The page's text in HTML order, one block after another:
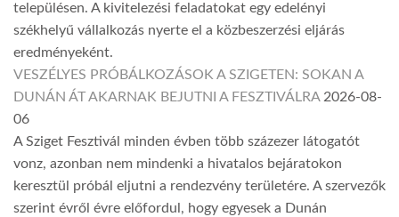
településen. A kivitelezési feladatokat egy edelényi
székhelyű vállalkozás nyerte el a közbeszerzési eljárás
eredményeként.
VESZÉLYES PRÓBÁLKOZÁSOK A SZIGETEN: SOKAN A
DUNÁN ÁT AKARNAK BEJUTNI A FESZTIVÁLRA 2026-08-
06
A Sziget Fesztivál minden évben több százezer látogatót
vonz, azonban nem mindenki a hivatalos bejáratokon
keresztül próbál eljutni a rendezvény területére. A szervezők
szerint évről évre előfordul, hogy egyesek a Dunán